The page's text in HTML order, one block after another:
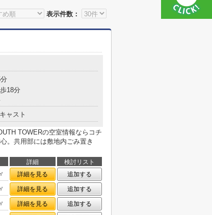
表示件数：
18分
ャスト
TOWERの空室情報ならコチ
。共用部には敷地内ごみ置き
詳細
検討リスト
詳細を見る
追加する
詳細を見る
追加する
詳細を見る
追加する